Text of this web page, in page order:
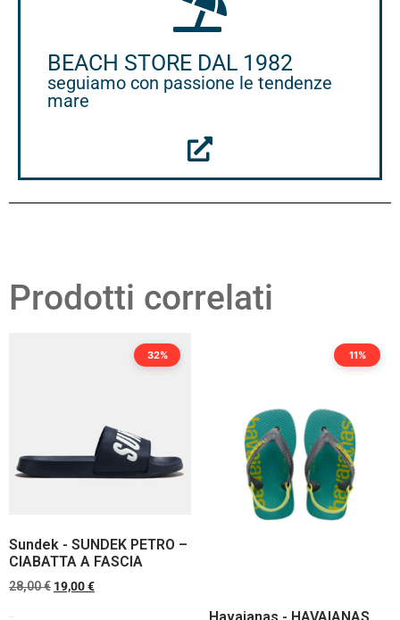
BEACH STORE DAL 1982
seguiamo con passione le tendenze
mare
Prodotti correlati
32%
Sundek - SUNDEK PETRO –
CIABATTA A FASCIA
28,00€ 19,00€
11%
Havaianas - HAVAIANAS